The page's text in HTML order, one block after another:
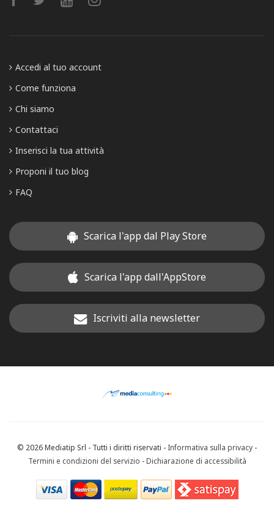
Accedi al tuo account
Come funziona
Chi siamo
Contattaci
Inserisci la tua attività
Proponi il tuo blog
FAQ
Scarica l'app dal Play Store
Scarica l'app dall'AppStore
Iscriviti alla newsletter
© 2026 Mediatip Srl - Tutti i diritti riservati - Informativa sulla privacy -
Termini e condizioni del servizio -Dichiarazione di accessibilità